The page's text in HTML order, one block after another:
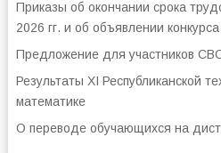
Приказы об окончании срока
2026 гг. и об объявлении
Предложение для участников
Результаты XI Республиканской
математике
О переводе обучающихся на